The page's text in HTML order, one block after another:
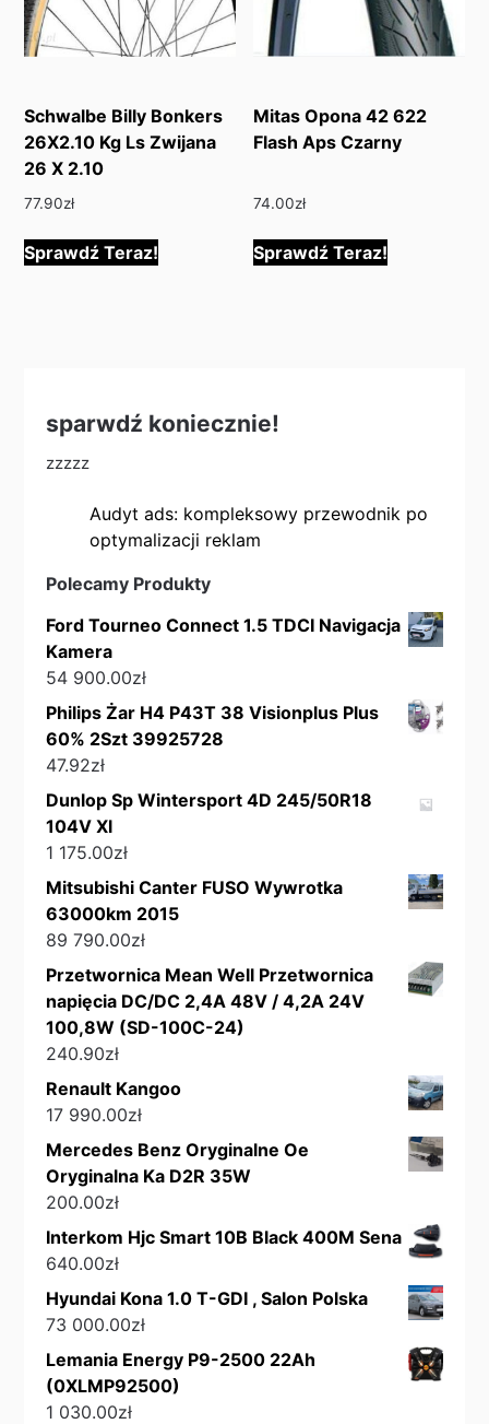
Schwalbe Billy Bonkers
26X2.10 Kg Ls Zwijana
26 X 2.10
77.90zł
Sprawdź Teraz!
Mitas Opona 42 622
Flash Aps Czarny
74.00zł
Sprawdź Teraz!
sparwdź koniecznie!
zzzzz
Audyt ads: kompleksowy przewodnik po
optymalizacji reklam
Polecamy Produkty
Ford Tourneo Connect 1.5 TDCI Navigacja
Kamera
54 900.00zł
Philips Żar H4 P43T 38 Visionplus Plus
60% 2Szt 39925728
47.92zł
Dunlop Sp Wintersport 4D 245/50R18
104V Xl
1 175.00zł
Mitsubishi Canter FUSO Wywrotka
63000km 2015
89 790.00zł
Przetwornica Mean Well Przetwornica
napięcia DC/DC 2,4A 48V / 4,2A 24V
100,8W (SD-100C-24)
240.90zł
Renault Kangoo
17 990.00zł
Mercedes Benz Oryginalne Oe
Oryginalna Ka D2R 35W
200.00zł
Interkom Hjc Smart 10B Black 400M Sena
640.00zł
Hyundai Kona 1.0 T-GDI , Salon Polska
73 000.00zł
Lemania Energy P9-2500 22Ah
(0XLMP92500)
1 030.00zł